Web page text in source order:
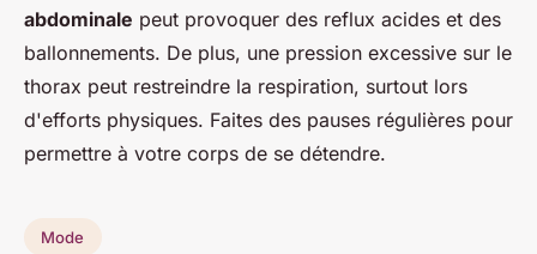
abdominale peut provoquer des reflux acides et des
ballonnements. De plus, une pression excessive sur le
thorax peut restreindre la respiration, surtout lors
d'efforts physiques. Faites des pauses régulières pour
permettre à votre corps de se détendre.
Mode